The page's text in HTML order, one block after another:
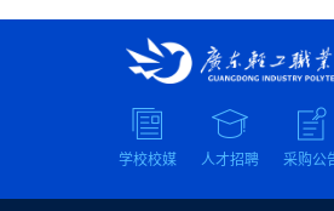
学校校媒 人才招聘 采购公